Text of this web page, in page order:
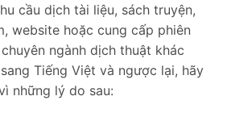
cầu dịch tài liệu, sách truyện,
website hoặc cung cấp phiên
ngành dịch thuật khác
Tiếng Việt và ngược lại, hãy
những lý do sau: